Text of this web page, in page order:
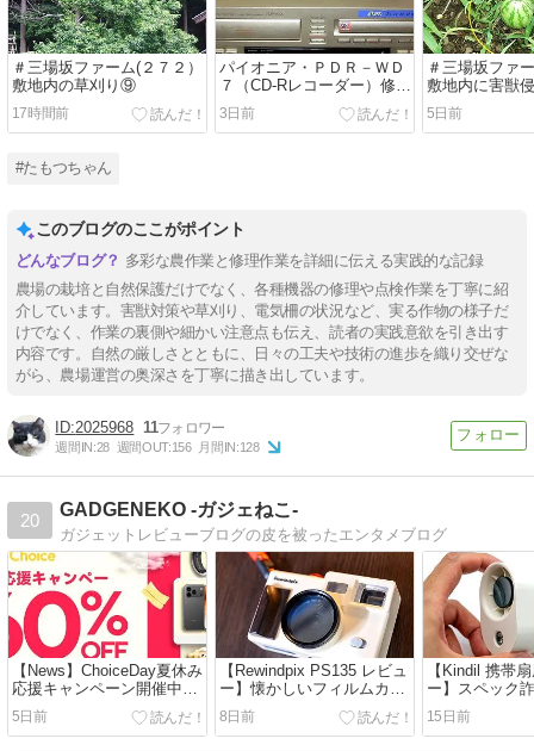
＃三場坂ファーム(２７２）
敷地内の草刈り⑨
17時間前
パイオニア・ＰＤＲ－ＷＤ
７（CD-Rレコーダー）修理
記①
3日前
＃三場坂ファ
敷地内に害獣
5日前
#たもつちゃん
このブログのここがポイント
多彩な農作業と修理作業を詳細に伝える実践的な記録
農場の栽培と自然保護だけでなく、各種機器の修理や点検作業を丁寧に紹
介しています。害獣対策や草刈り、電気柵の状況など、実る作物の様子だ
けでなく、作業の裏側や細かい注意点も伝え、読者の実践意欲を引き出す
内容です。自然の厳しさとともに、日々の工夫や技術の進歩を織り交ぜな
がら、農場運営の奥深さを丁寧に描き出しています。
2025968 11
週間IN:28 週間OUT:156 月間IN:128
20
GADGENEKO -ガジェねこ-
ガジェットレビューブログの皮を被ったエンタメブログ
【News】ChoiceDay夏休み
応援キャンペーン開催中。
個人的まとメモ。
5日前
【Rewindpix PS135 レビュ
ー】懐かしいフィルムカメ
ラ体験を味わえるデジカ
メ。性能デザイン文句な
し。
8日前
【Kindil 携帯
ー】スペック
風機。絶対買
15日前